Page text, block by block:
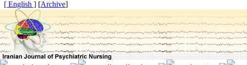
[
Archive
]
[ English ]